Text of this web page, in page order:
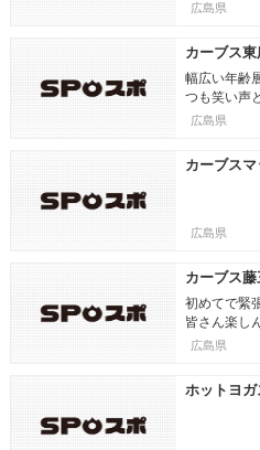
広島県
カーブス東
幅広い年齢
つも笑い声
広島県
カーブス
広島県
カーブス藤
初めてで緊
皆さん楽し
広島県
ホットヨ